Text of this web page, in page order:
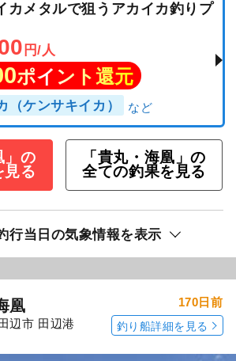
メタルで狙うアカイカ釣りプ
円/人
ポイント還元
（ケンサキイカ）
」の
見る
「貴丸・海凰」の
全ての釣果を見る
行当日の気象情報を表示
凰
辺市 田辺港
170日前
釣り船詳細を見る